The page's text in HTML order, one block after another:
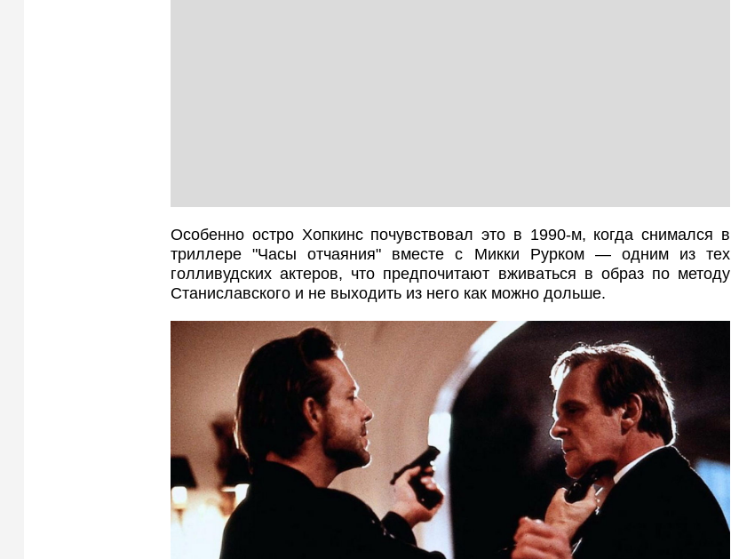
Особенно остро Хопкинс почувствовал это в 1990-м, когда снимался в
триллере "Часы отчаяния" вместе с Микки Рурком — одним из тех
голливудских актеров, что предпочитают вживаться в образ по методу
Станиславского и не выходить из него как можно дольше.